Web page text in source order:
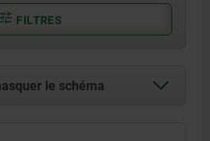
FILTRES
le schéma